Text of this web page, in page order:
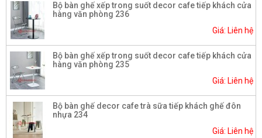
Bộ bàn ghế xếp trong suốt decor cafe tiếp khách cửa
hàng văn phòng 236
Giá: Liên hệ
Bộ bàn ghế xếp trong suốt decor cafe tiếp khách cửa
hàng văn phòng 235
Giá: Liên hệ
Bộ bàn ghế decor cafe trà sữa tiếp khách ghế đôn
nhựa 234
Giá: Liên hệ